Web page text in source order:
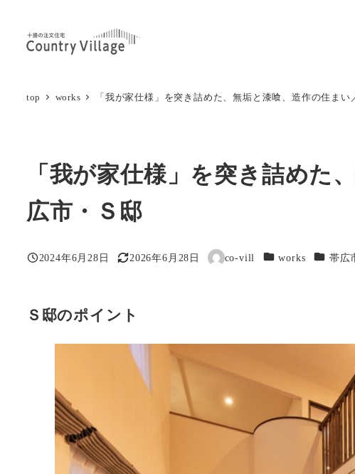
top works 「我が家仕様」を突き詰めた、無垢と漆喰、造作の住まい
「我が家仕様」を突き詰めた
広市・Ｓ邸
投稿日
2024年6月28日
更新日
2026年6月28日
著
co-vill カテゴリー
works カテゴリ
帯広
Ｓ邸のポイント